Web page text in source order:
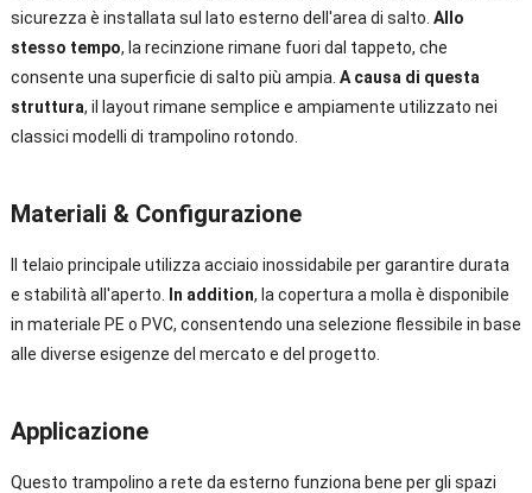
sicurezza è installata sul lato esterno dell'area di salto. Allo
stesso tempo, la recinzione rimane fuori dal tappeto, che
consente una superficie di salto più ampia. A causa di questa
struttura, il layout rimane semplice e ampiamente utilizzato nei
classici modelli di trampolino rotondo.
Materiali & Configurazione
Il telaio principale utilizza acciaio inossidabile per garantire durata
e stabilità all'aperto.
In addition, la copertura a molla è disponibile
in materiale PE o PVC, consentendo una selezione flessibile in base
alle diverse esigenze del mercato e del progetto.
Applicazione
Questo trampolino a rete da esterno funziona bene per gli spazi